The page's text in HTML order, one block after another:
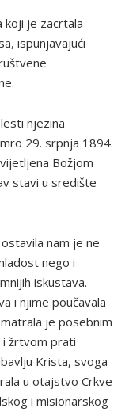
koji je zacrtala
ispunjavajući
njezina
29. srpnja 1894.
Božjom
stavi u središte
nam je ne
nego i
iskustava.
i njime poučavala
je posebnim
žrtvom prati
Krista, svoga
u otajstvo Crkve
i misionarskog